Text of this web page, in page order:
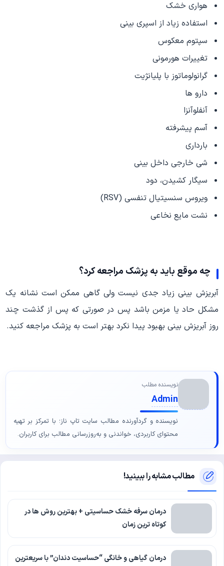
هواری خشک
استفاده زیاد از اسپری بینی
سپتوم معکوس
تغییرات هورمونی
گرانولوماتوز با پلیانژیت
دارو ها
آنفلوآنزا
آسم پیشرفته
بارداری
شی خارجی داخل بینی
سیگار کشیدن، دود
ویروس سنسیتیال تنفسی (RSV)
نشت مایع نخاعی
چه موقع باید به پزشک مراجعه کرد؟
آبریزش بینی زیاد جدی نیست ولی گاهی ممکن است نشانه یک
مشکل حاد یا مزمن باشد پس در صورتی که پس از گذشت چند
روز آبریزش بینی بهبود پیدا نکرد بهتر است به پزشک مراجعه کنید.
نویسنده مطلب
Admin
نویسنده و گردآورنده مطالب سایت تاپ ناز؛ با تمرکز بر تهیه
محتوای کاربردی، خواندنی و به‌روزرسانی مطالب برای کاربران.
مطالب مشابه را ببینید!
درمان سرفه خشک حساسیتی + بهترین روش ها در
کوتاه ترین زمان
درمان گیاهی و خانگی “حساسیت دندان” با سریعترین